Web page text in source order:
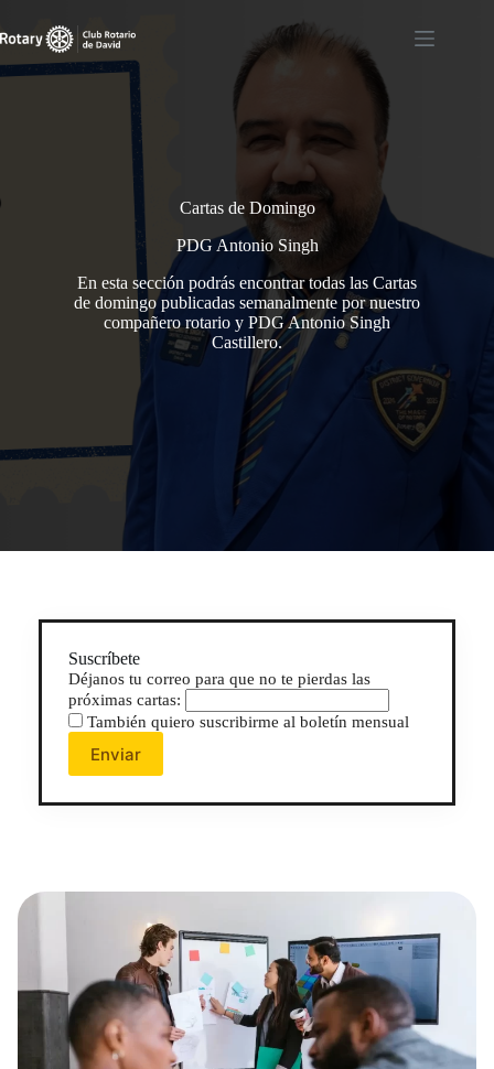
al
contenido
Cartas de Domingo
PDG Antonio Singh
En esta sección podrás encontrar todas las Cartas
de domingo publicadas semanalmente por nuestro
compañero rotario y PDG Antonio Singh
Castillero.
Suscríbete
Déjanos tu correo para que no te pierdas las
próximas cartas:
También quiero suscribirme al boletín mensual
Enviar